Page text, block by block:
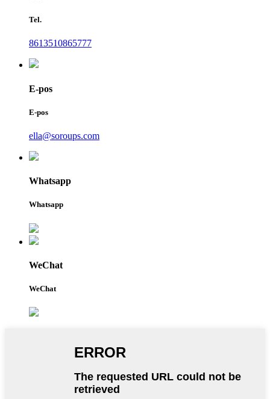
Tel.
8613510865777
E-pos
E-pos
ella@soroups.com
Whatsapp
Whatsapp
WeChat
WeChat